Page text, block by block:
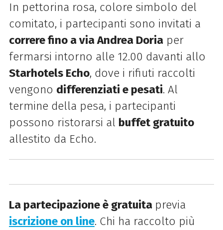
In pettorina rosa, colore simbolo del
comitato, i partecipanti sono invitati a
correre fino a via Andrea Doriaper
fermarsi intorno alle 12.00 davanti allo
Starhotels Echo, dove i rifiuti raccolti
vengono differenziati e pesati. Al
termine della pesa, i partecipanti
possono ristorarsi al buffet gratuito
allestito da Echo.
La partecipazione è gratuita previa
iscrizione on line. Chi ha raccolto più